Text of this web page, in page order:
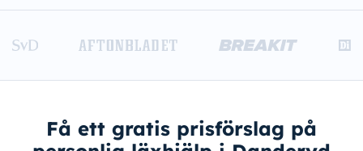
Få ett gratis prisförslag på